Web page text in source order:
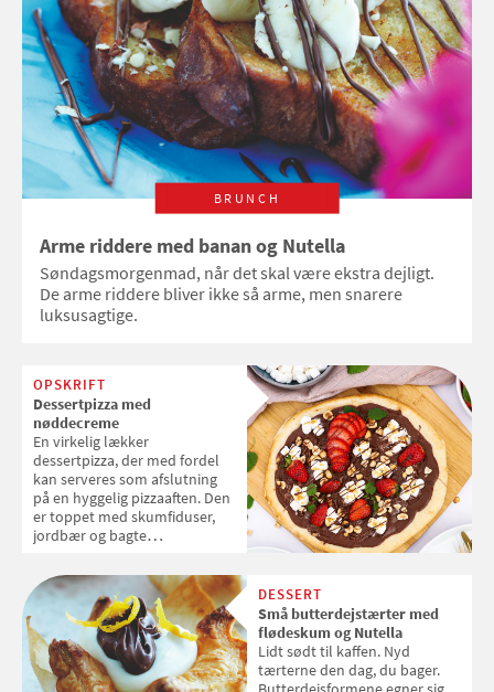
BRUNCH
Arme riddere med banan og Nutella
Søndagsmorgenmad, når det skal være ekstra dejligt.
De arme riddere bliver ikke så arme, men snarere
luksusagtige.
OPSKRIFT
Dessertpizza med
nøddecreme
En virkelig lækker
dessertpizza, der med fordel
kan serveres som afslutning
på en hyggelig pizzaaften. Den
er toppet med skumfiduser,
jordbær og bagte
skøn sødme til den dejlige
dessert. Opskriften er udviklet i
samarbejde med
Gourministeriet.dk
DESSERT
Små butterdejstærter med
flødeskum og Nutella
Lidt sødt til kaffen. Nyd
tærterne den dag, du bager.